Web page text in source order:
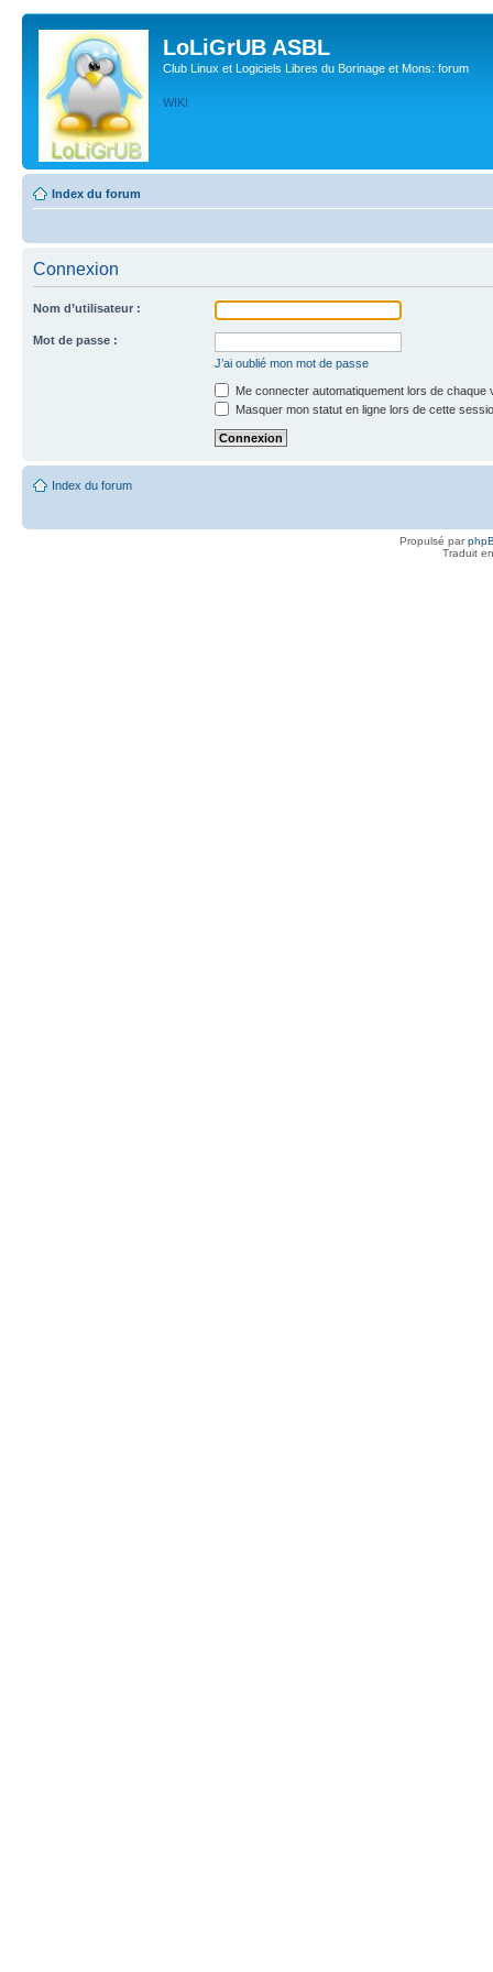
LoLiGrUB ASBL
Club Linux et Logiciels Libres du Borinage et Mons: forum
WIKI
Index du forum
Connexion
Nom d’utilisateur :
Mot de passe :
J’ai oublié mon mot de passe
Me connecter automatiquement lors de chaque
Masquer mon statut en ligne lors de cette
Index du forum
Propulsé par
Traduit